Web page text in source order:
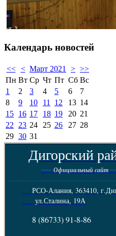
Календарь новостей
<< < Март 2021 > >>
Пн Вт Ср Чт Пт Сб Вс
1
2 3 4 5 6
7
8
9 10 11 12 13 14
15 16 17 18 19 20 21
22
23 24 25 26 27 28
29 30 31
Дигорский
---- Официальный сайт
РСО-Алания, 363410,
ул.Сталина, 19А
8 (86733) 91-8-86